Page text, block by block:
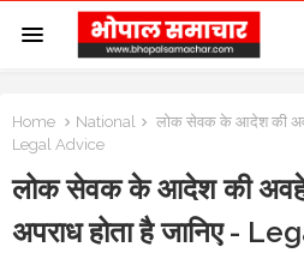
Home National
लोक सेवक के आदेश की
Legal Advice
लोक सेवक के आदेश की
अपराध होता है जानिए -